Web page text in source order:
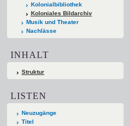
Kolonialbibliothek
Koloniales Bildarchiv
Musik und Theater
Nachlässe
INHALT
Struktur
LISTEN
Neuzugänge
Titel